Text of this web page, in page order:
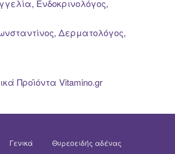
Ενδοκρινολόγος,
Δερματολόγος,
Προϊόντα Vitamino.gr
Γενικά Θυρεοειδής αδένας